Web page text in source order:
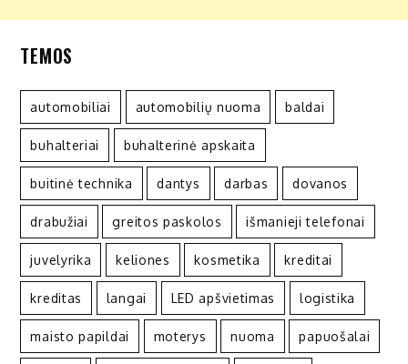
TEMOS
automobiliai automobilių nuoma baldai
buhalteriai buhalterinė apskaita
buitinė technika dantys darbas dovanos
drabužiai greitos paskolos išmanieji telefonai
juvelyrika keliones kosmetika kreditai
kreditas langai LED apšvietimas logistika
maisto papildai moterys nuoma papuošalai